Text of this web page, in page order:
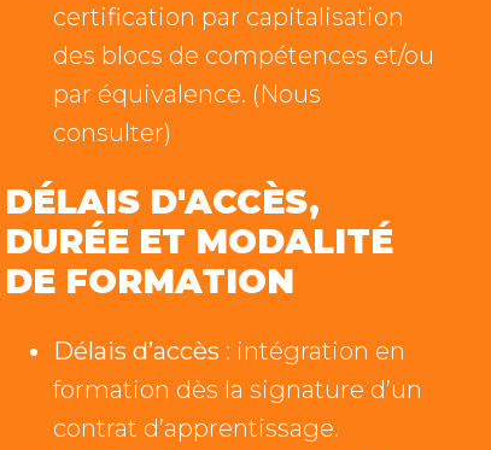
certification par capitalisation
des blocs de compétences et/ou
par équivalence. (Nous
consulter)
DÉLAIS D'ACCÈS,
DURÉE ET MODALITÉ
DE FORMATION
Délais d’accès : intégration en
formation dès la signature d’un
contrat d’apprentissage.